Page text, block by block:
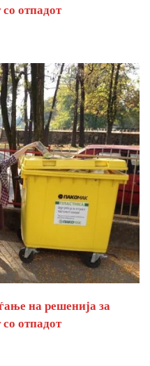
отпадот
на решенија за
отпадот